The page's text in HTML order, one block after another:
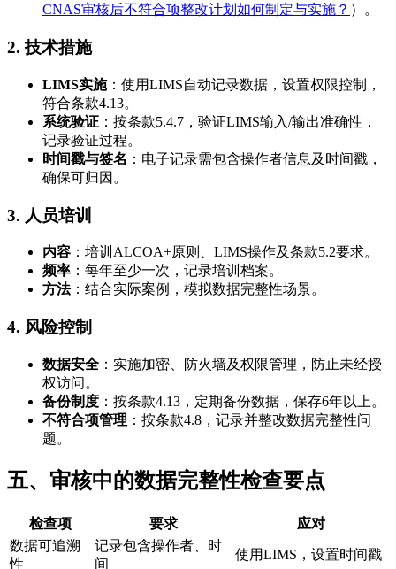
CNAS审核后不符合项整改计划如何制定与实施？ ）。
2. 技术措施
LIMS实施：使用LIMS自动记录数据，设置权限控制，
符合条款4.13。
系统验证 ：按条款5.4.7，验证LIMS输入/输出准确性，
记录验证过程。
时间戳与签名 ：电子记录需包含操作者信息及时间戳，
确保可归因。
3. 人员培训
内容 ：培训ALCOA+原则、LIMS操作及条款5.2要求。
频率 ：每年至少一次，记录培训档案。
方法：结合实际案例，模拟数据完整性场景。
4. 风险控制
数据安全 ：实施加密、防火墙及权限管理，防止未经授
权访问。
备份制度 ：按条款4.13，定期备份数据，保存6年以上。
不符合项管理 ：按条款4.8，记录并整改数据完整性问
题。
五、审核中的数据完整性检查要点
检查项 要求
应对
数据可追溯
性
记录包含操作者、时
间
使用LIMS，设置时间戳